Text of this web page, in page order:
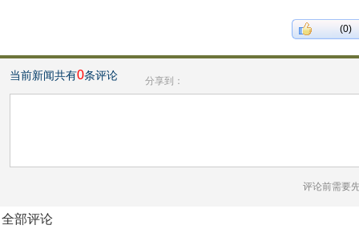
(0)
当前新闻共有0条评论 分享到：
评论前需要
全部评论